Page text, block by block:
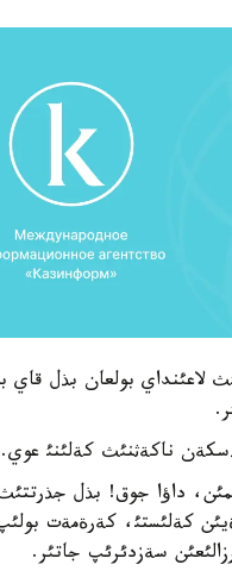
لاعئنداي بولعان بذل قاي
ناكةثنئث كةلئنئ عوي.
داؤا جوق! بذل جذرتتئث
كةلئستئ، كةرةمةت
سةزدئرئپ جاتئر.